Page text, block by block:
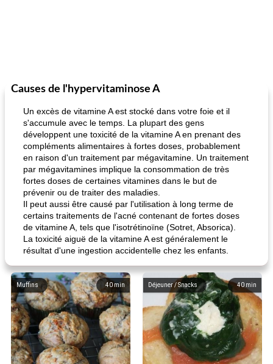
Causes de l'hypervitaminose A
Un excès de vitamine A est stocké dans votre foie et il
s'accumule avec le temps. La plupart des gens
développent une toxicité de la vitamine A en prenant des
compléments alimentaires à fortes doses, probablement
en raison d'un traitement par mégavitamine. Un traitement
par mégavitamines implique la consommation de très
fortes doses de certaines vitamines dans le but de
prévenir ou de traiter des maladies.
Il peut aussi être causé par l'utilisation à long terme de
certains traitements de l'acné contenant de fortes doses
de vitamine A, tels que l'isotrétinoïne (Sotret, Absorica).
La toxicité aiguë de la vitamine A est généralement le
résultat d'une ingestion accidentelle chez les enfants.
40 min
Muffins 40 min
Déjeuner / Snacks